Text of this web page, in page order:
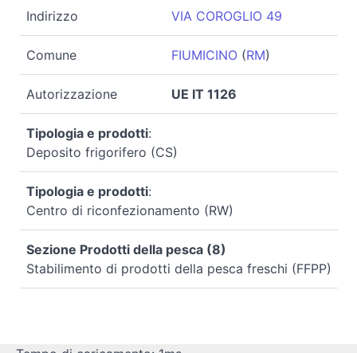
Indirizzo VIA COROGLIO 49
Comune FIUMICINO(RM)
Autorizzazione UE IT 1126
Tipologia e prodotti:
Deposito frigorifero (CS)
Tipologia e prodotti:
Centro di riconfezionamento (RW)
Sezione Prodotti della pesca (8)
Stabilimento di prodotti della pesca freschi (FFPP)